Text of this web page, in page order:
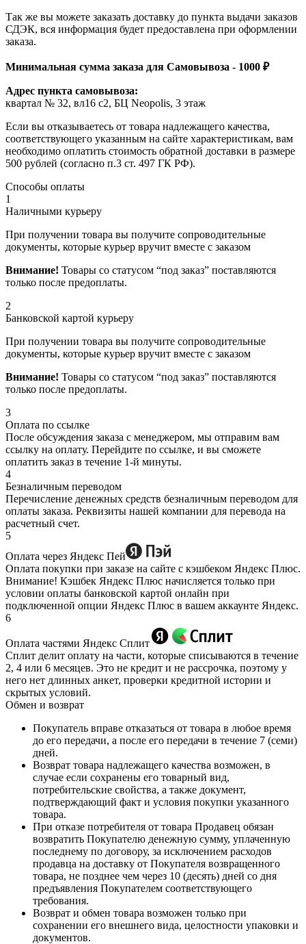
Так же вы можете заказать доставку до пункта выдачи заказов
СДЭК, вся информация будет предоставлена при оформлении
заказа.
Минимальная сумма заказа для Самовывоза - 1000 ₽
Адрес пункта самовывоза:
квартал № 32, вл16 с2, БЦ Neopolis, 3 этаж
Если вы отказываетесь от товара надлежащего качества,
соответствующего указанным на сайте характеристикам, вам
необходимо оплатить стоимость обратной доставки в размере
500 рублей (согласно п.3 ст. 497 ГК РФ).
Способы оплаты
1
Наличными курьеру
При получении товара вы получите сопроводительные
документы, которые курьер вручит вместе с заказом
Внимание! Товары со статусом “под заказ” поставляются
только после предоплаты.
2
Банковской картой курьеру
При получении товара вы получите сопроводительные
документы, которые курьер вручит вместе с заказом
Внимание! Товары со статусом “под заказ” поставляются
только после предоплаты.
3
Оплата по ссылке
После обсуждения заказа с менеджером, мы отправим вам
ссылку на оплату. Перейдите по ссылке, и вы сможете
оплатить заказ в течение 1-й минуты.
4
Безналичным переводом
Перечисление денежных средств безналичным переводом для
оплаты заказа. Реквизиты нашей компании для перевода на
расчетный счет.
5
Оплата через Яндекс Пей
Оплата покупки при заказе на сайте с кэшбеком Яндекс Плюс.
Внимание! Кэшбек Яндекс Плюс начисляется только при
условии оплаты банковской картой онлайн при
подключенной опции Яндекс Плюс в вашем аккаунте Яндекс.
6
Оплата частями Яндекс Сплит
Сплит делит оплату на части, которые списываются в течение
2, 4 или 6 месяцев. Это не кредит и не рассрочка, поэтому у
него нет длинных анкет, проверки кредитной истории и
скрытых условий.
Обмен и возврат
Покупатель вправе отказаться от товара в любое время
до его передачи, а после его передачи в течение 7 (семи)
дней.
Возврат товара надлежащего качества возможен, в
случае если сохранены его товарный вид,
потребительские свойства, а также документ,
подтверждающий факт и условия покупки указанного
товара.
При отказе потребителя от товара Продавец обязан
возвратить Покупателю денежную сумму, уплаченную
последнему по договору, за исключением расходов
продавца на доставку от Покупателя возвращенного
товара, не позднее чем через 10 (десять) дней со дня
предъявления Покупателем соответствующего
требования.
Возврат и обмен товара возможен только при
сохранении его внешнего вида, целостности упаковки и
документов.